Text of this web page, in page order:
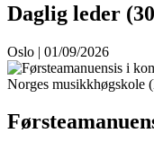
Daglig leder
Oslo | 01/09/2026
Norges musikkhøgskole